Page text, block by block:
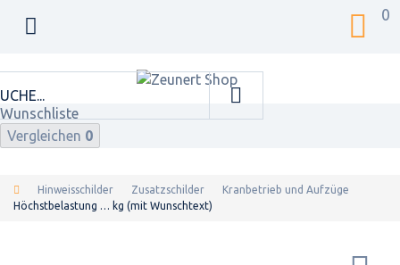
0
Wunschliste
Vergleichen 0
Hinweisschilder Zusatzschilder
Kranbetrieb und Aufzüge
Höchstbelastung … kg (mit Wunschtext)